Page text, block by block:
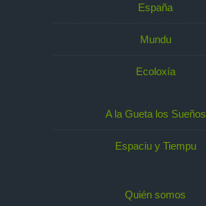
España
Mundu
Ecoloxía
A la Gueta los Sueños
Espaciu y Tiempu
Quién somos